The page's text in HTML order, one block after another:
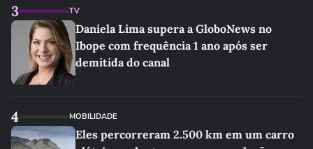
3 TV
Daniela Lima supera a GloboNews no
Ibope com frequência 1 ano após ser
demitida do canal
4 MOBILIDADE
Eles percorreram 2.500 km em um carro